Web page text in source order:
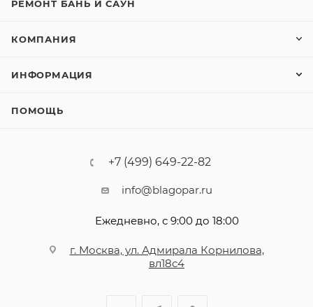
РЕМОНТ БАНЬ И САУН
КОМПАНИЯ
ИНФОРМАЦИЯ
ПОМОЩЬ
+7 (499) 649-22-82
info@blagopar.ru
Ежедневно, с 9:00 до 18:00
г. Москва, ул. Адмирала Корнилова,
вл18с4